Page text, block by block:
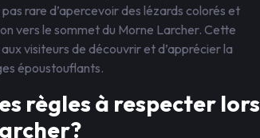
rare d’apercevoir des lézards colorés et
vers le sommet du Morne Larcher. Cette
visiteurs de découvrir et d’apprécier la
époustouflants.
règles à respecter lors